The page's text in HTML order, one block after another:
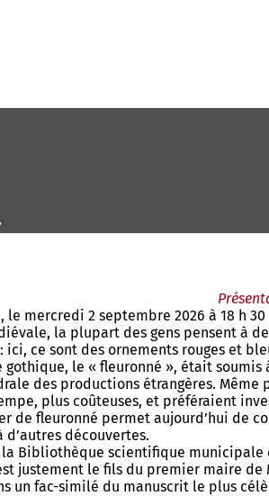
mercredi 2 septembre 2026 à 18 h 30
la plupart des gens pensent à
ce sont des ornements rouges et
le « fleuronné », était
des productions étrangères.
plus coûteuses, et préféraient
de fleuronné permet aujourd’hui de
découvertes.
Bibliothèque scientifique municipale
justement le fils du premier maire
un fac-similé du manuscrit le plus